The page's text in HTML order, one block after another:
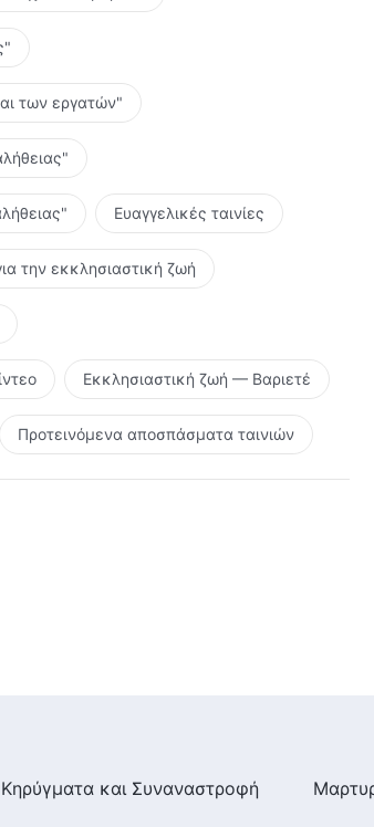
των εργατών"
Ευαγγελικές ταινίες
την εκκλησιαστική ζωή
Εκκλησιαστική ζωή — Βαριετέ
Προτεινόμενα αποσπάσματα ταινιών
Κηρύγματα και Συναναστροφή